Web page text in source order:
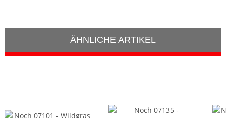
ÄHNLICHE ARTIKEL